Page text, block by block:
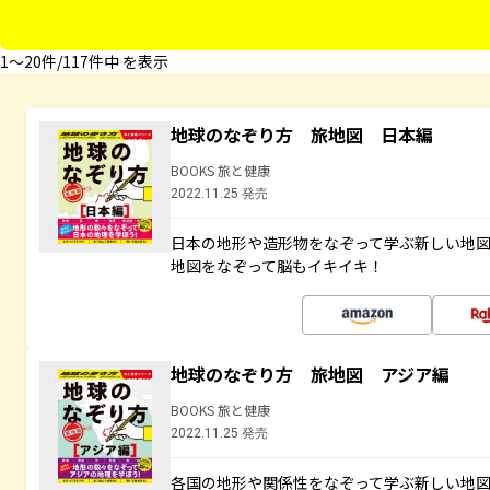
1〜20件/117件中 を表示
地球のなぞり方 旅地図 日本編
BOOKS 旅と健康
2022.11.25 発売
日本の地形や造形物をなぞって学ぶ新しい地
地図をなぞって脳もイキイキ！
地球のなぞり方 旅地図 アジア編
BOOKS 旅と健康
2022.11.25 発売
各国の地形や関係性をなぞって学ぶ新しい地